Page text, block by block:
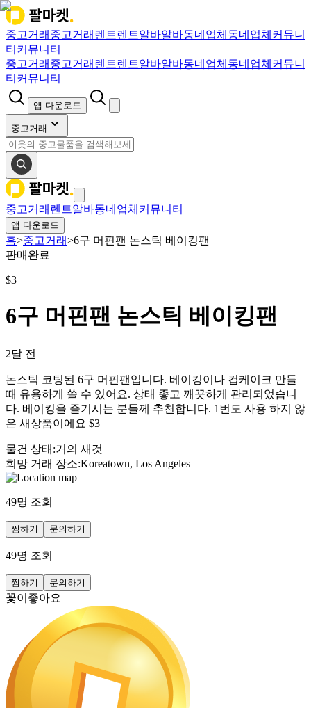
중고거래 중고거래 렌트렌트알바알바동네업체 동네업체 커뮤니
티 커뮤니티
중고거래 중고거래 렌트렌트알바알바동네업체 동네업체 커뮤니
티 커뮤니티
앱 다운로드
중고거래
중고거래 렌트알바동네업체 커뮤니티
앱 다운로드
홈>중고거래>6구 머핀팬 논스틱 베이킹팬
판매완료
$3
6구 머핀팬 논스틱 베이킹팬
2달 전
논스틱 코팅된 6구 머핀팬입니다. 베이킹이나 컵케이크 만들
때 유용하게 쓸 수 있어요. 상태 좋고 깨끗하게 관리되었습니
다. 베이킹을 즐기시는 분들께 추천합니다. 1번도 사용 하지 않
은 새상품이에요 $3
물건 상태 :거의 새것
희망 거래 장소:Koreatown, Los Angeles
49명 조회
찜하기 문의하기
49명 조회
찜하기 문의하기
꽃이좋아요